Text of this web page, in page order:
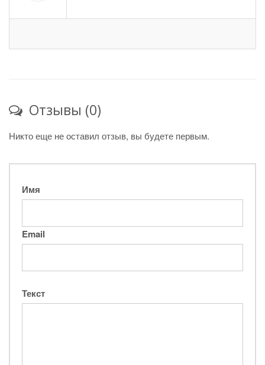
Отзывы (0)
Никто еще не оставил отзыв, вы будете первым.
Имя
Email
Текст